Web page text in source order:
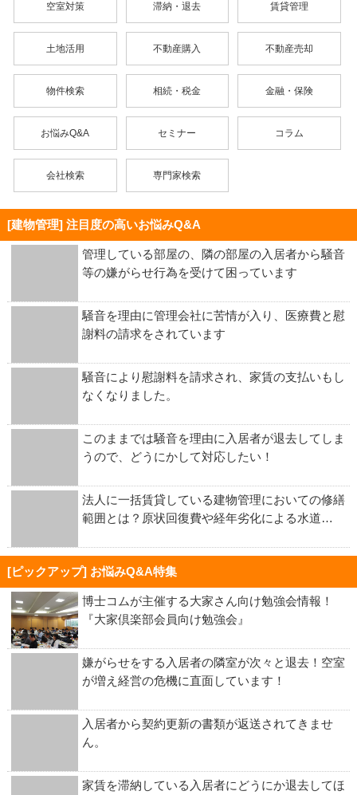
空室対策 滞納・退去 賃貸管理
土地活用 不動産購入 不動産売却
物件検索 相続・税金 金融・保険
お悩みQ&A セミナー コラム
会社検索 専門家検索
[建物管理] 注目度の高いお悩みQ&A
管理している部屋の、隣の部屋の入居者から騒音
等の嫌がらせ行為を受けて困っています
騒音を理由に管理会社に苦情が入り、医療費と慰
謝料の請求をされています
騒音により慰謝料を請求され、家賃の支払いもし
なくなりました。
このままでは騒音を理由に入居者が退去してしま
うので、どうにかして対応したい！
法人に一括賃貸している建物管理においての修繕
範囲とは？原状回復費や経年劣化による水道…
[ピックアップ] お悩みQ&A特集
博士コムが主催する大家さん向け勉強会情報！
『大家倶楽部会員向け勉強会』
嫌がらせをする入居者の隣室が次々と退去！空室
が増え経営の危機に直面しています！
入居者から契約更新の書類が返送されてきませ
ん。
家賃を滞納している入居者にどうにか退去してほ